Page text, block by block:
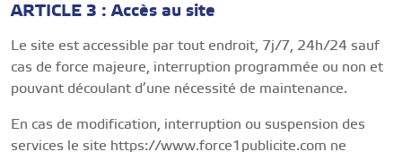
ARTICLE 3 : Accès au site
Le site est accessible par tout endroit, 7j/7, 24h/24 sauf
cas de force majeure, interruption programmée ou non et
pouvant découlant d’une nécessité de maintenance.
En cas de modification, interruption ou suspension des
services le site https://www.force1publicite.com ne